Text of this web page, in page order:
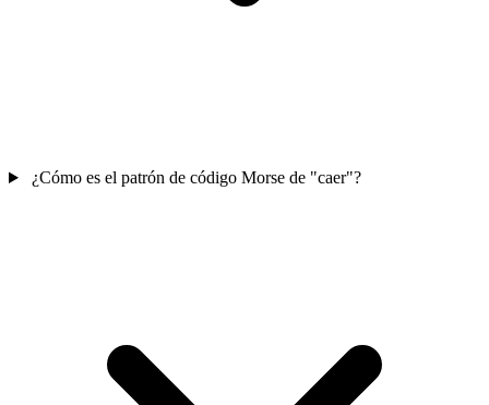
¿Cómo es el patrón de código Morse de "caer"?